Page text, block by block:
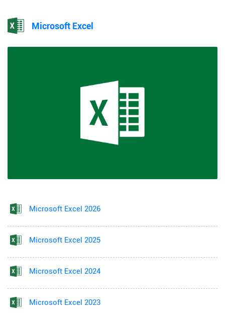
Microsoft Excel
Microsoft Excel 2026
Microsoft Excel 2025
Microsoft Excel 2024
Microsoft Excel 2023